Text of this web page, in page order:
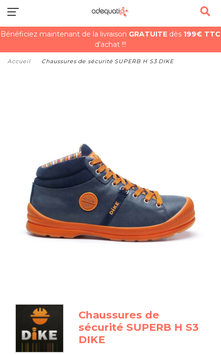
Bénéficiez maintenant de la livraison GRATUITE dès 199€ TTC
d'achat !!!
Accueil Chaussures de sécurité SUPERB H S3 DIKE
Chaussures de
sécurité SUPERB H S3
DIKE